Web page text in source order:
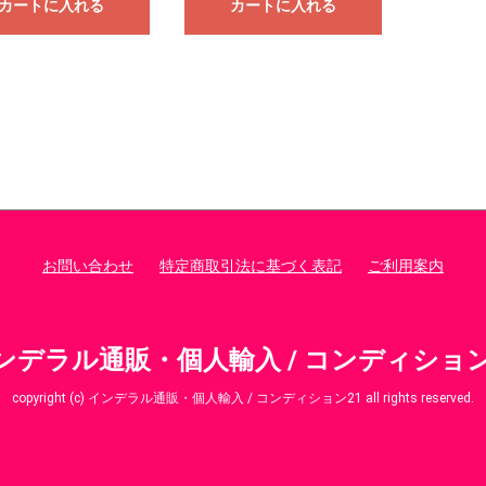
ートに入れる カートに入れる
お問い合わせ 特定商取引法に基づく表記 ご利用案内
デラル通販・個人輸入 / コンディショ
copyright (c) インデラル通販・個人輸入 / コンディション21 all rights reserved.